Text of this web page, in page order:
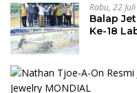
Rabu, 22
Balap
Ke-18